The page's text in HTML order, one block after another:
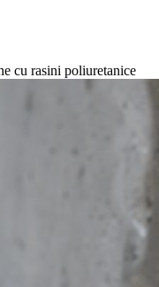
cu rasini poliuretanice